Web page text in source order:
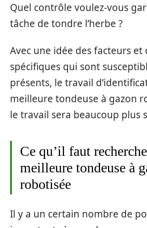
Quel contrôle voulez-vous
tâche de tondre l’herbe ?
Avec une idée des facteurs
spécifiques qui sont
présents, le travail
meilleure tondeuse à gazon
le travail sera beaucoup plus
Ce qu’il faut
meilleure tondeuse à
robotisée
Il y a un certain nombre de